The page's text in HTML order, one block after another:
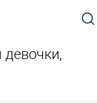
девочки,